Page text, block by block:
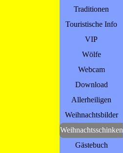
Traditionen
Touristische Info
VIP
Wölfe
Webcam
Download
Allerheiligen
Weihnachtsbilder
Weihnachtsschinken
Gästebuch